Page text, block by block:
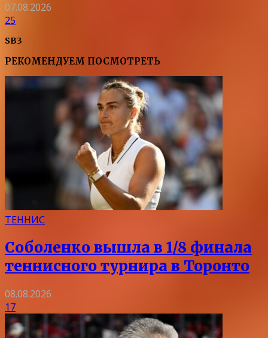
07.08.2026
25
SB3
РЕКОМЕНДУЕМ ПОСМОТРЕТЬ
ТЕННИС
Соболенко вышла в 1/8 финала
теннисного турнира в Торонто
08.08.2026
17